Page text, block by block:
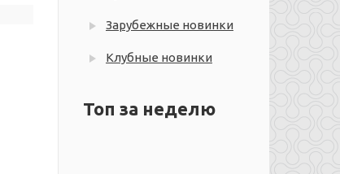
Зарубежные новинки
Клубные новинки
Топ за неделю